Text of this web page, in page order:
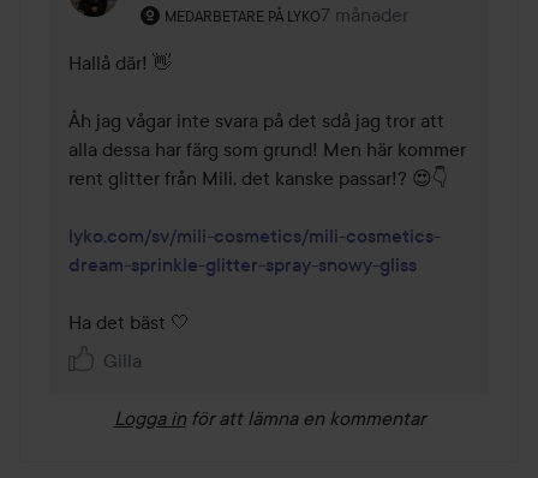
MEDARBETARE PÅ LYKO
Användarens roll: Medarbetare på Lyko.
7 månader
Kommentaren lades 7
Hallå där! 👋
Åh jag vågar inte svara på det sdå jag tror att
alla dessa har färg som grund! Men här kommer
rent glitter från Mili, det kanske passar!? 😍👇
lyko.com/sv/mili-cosmetics/mili-cosmetics-
dream-sprinkle-glitter-spray-snowy-gliss
Ha det bäst 🤍
Gilla
Logga in för att lämna en kommentar